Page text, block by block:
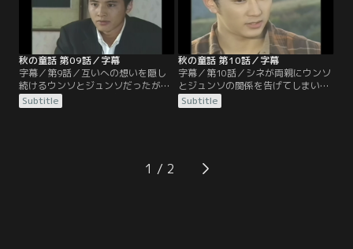
秋の童話 第09話／字幕
字幕／第9話／互いへの想いを隠し
続けるウンソとジュンソだったが、
2人の気持ちに気付き始めたテソク
は、ウンソに彼女の本心を尋ねる。
Subtitle
秋の童話 第10話／字幕
字幕／第10話／シネが両親にウンソ
とジュンソの関係を告げてしまい、
2人は駆け落ちする。周囲の反対に
も自分たちの愛を貫こうとするウン
ジュンソがウンソに結婚を申し込
Subtitle
1